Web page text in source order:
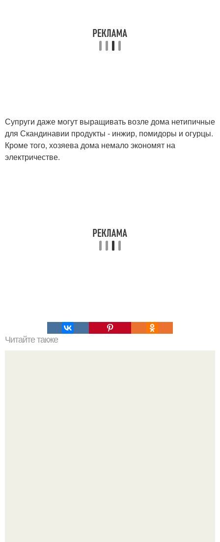
Супруги даже могут выращивать возле дома нетипичные
для Скандинавии продукты - инжир, помидоры и огурцы.
Кроме того, хозяева дома немало экономят на
электричестве.
Читайте также